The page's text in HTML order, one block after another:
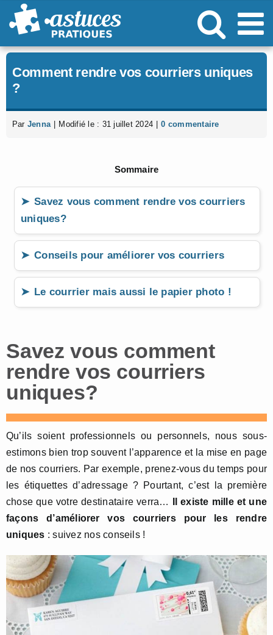
Passer
au
Comment rendre vos courriers uniques
?
Par Jenna Modifié le : 31 juillet 2024 0 commentaire
Sommaire
Savez vous comment rendre vos courriers
uniques?
Conseils pour améliorer vos courriers
Le courrier mais aussi le papier photo !
Savez vous comment
rendre vos courriers
uniques?
Qu’ils soient professionnels ou personnels, nous sous-
estimons bien trop souvent l’apparence et la mise en page
de nos courriers. Par exemple, prenez-vous du temps pour
les étiquettes d’adressage ? Pourtant, c’est la première
chose que votre destinataire verra…
Il existe mille et une
façons d’améliorer vos courriers pour les rendre
uniques : suivez nos conseils !